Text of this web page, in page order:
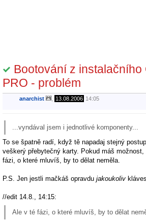
Bootování z instalačního
PRO - problém
anarchist 13.08.2006 14:05
...vyndával jsem i jednotlivé komponenty...
To se špatně radí, když tě napadaj stejný
veškerý přebytečný karty. Pokud máš
fázi, o které mluvíš, by to dělat neměla.
P.S. Jen jestli mačkáš opravdu jakoukoliv
//edit 14.8., 14:15:
Ale v té fázi, o které mluvíš, by to dělat